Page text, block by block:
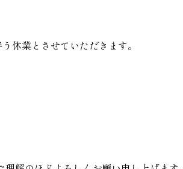
休業とさせていただきます。